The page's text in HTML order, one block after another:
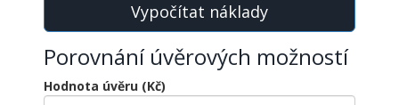
Vypočítat náklady
Porovnání úvěrových možností
Hodnota úvěru (Kč)